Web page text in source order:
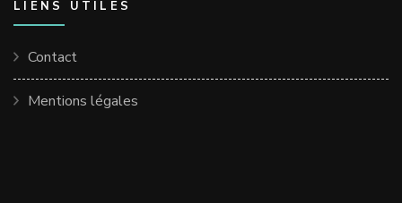
LIENS UTILES
Contact
Mentions légales